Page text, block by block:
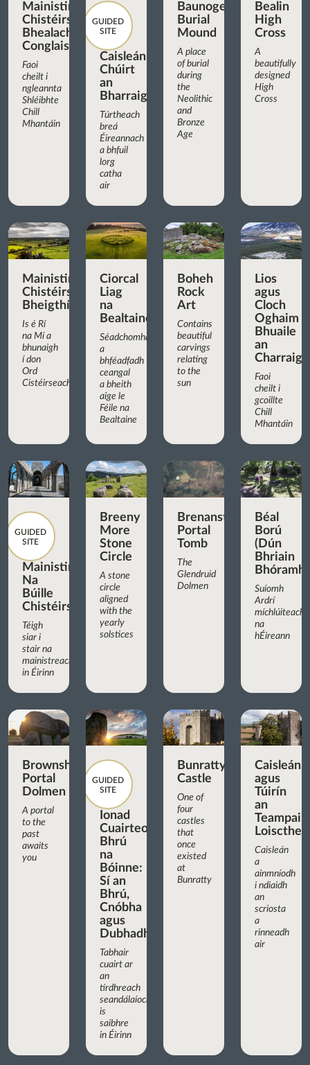
Mainistir
Chistéirseach
Bhealach
Conglais
Faoi
cheilt i
ngleannta
Shléibhte
Chill
Mhantáin
GUIDED
SITE
Caisleán
Chúirt
an
Bharraigh
Túrtheach
breá
Éireannach
a bhfuil
lorg
catha
air
Baunogenasraid
Burial
Mound
A place
of burial
during
the
Neolithic
and
Bronze
Age
Bealin
High
Cross
A
beautifully
designed
High
Cross
Mainistir
Chistéirseach
Bheigthí
Is é Rí
na Mí a
bhunaigh
í don
Ord
Cistéirseach
Ciorcal
Liag
na
Bealtaine
Séadchomhartha
a
bhféadfadh
ceangal
a bheith
aige le
Féile na
Bealtaine
Boheh
Rock
Art
Contains
beautiful
carvings
relating
to the
sun
Lios
agus
Cloch
Oghaim
Bhuaile
an
Faoi
cheilt i
gcoillte
Chill
Mhantáin
GUIDED
SITE
Mainistir
Na
Búille
Chistéirseach
Téigh
siar i
stair na
mainistreacha
in Éirinn
Breeny
More
Stone
Circle
A stone
circle
aligned
with the
yearly
solstices
Brenanstown
Portal
Tomb
The
Glendruid
Dolmen
Béal
Ború
(Dún
Bhriain
Suíomh
Ardrí
míchlúiteach
na
hÉireann
Brownshill
Portal
Dolmen
A portal
to the
past
awaits
you
GUIDED
SITE
Ionad
Cuairteoirí
Bhrú
na
Bóinne:
Sí an
Bhrú,
Cnóbha
agus
Dubhadh
Tabhair
cuairt ar
an
tírdhreach
seandálaíochta
is
saibhre
in Éirinn
Bunratty
Castle
One of
four
castles
that
once
existed
at
Bunratty
Caisleán
agus
Túirín
an
Teampaill
Loiscthe
Caisleán
a
ainmníodh
i ndiaidh
an
scriosta
a
rinneadh
air